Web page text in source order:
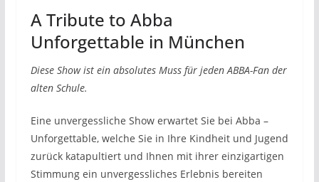
A Tribute to Abba
Unforgettable in München
Diese Show ist ein absolutes Muss für jeden ABBA-Fan der
alten Schule.
Eine unvergessliche Show erwartet Sie bei Abba –
Unforgettable, welche Sie in Ihre Kindheit und Jugend
zurück katapultiert und Ihnen mit ihrer einzigartigen
Stimmung ein unvergessliches Erlebnis bereiten